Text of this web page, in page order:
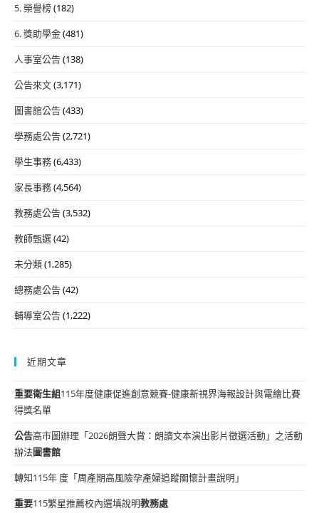
5. 榮譽榜(182)
6. 獎助學金(481)
人事室公告(138)
公告來文(3,171)
圖書館公告(433)
學務處公告(2,721)
學生事務(6,433)
家長事務(4,564)
教務處公告(3,532)
教師甄選(42)
未分類(1,285)
總務處公告(42)
輔導室公告(1,222)
近期文章
重要衛生組115年度健康促進創意競賽-健康新視界海報設計與電繪比賽
得獎名單
公告高市圖辦理「2026朗聲大賞：朗讀文本演出影片徵選活動」之活動
辦法圖書館
轉知115年 度「周產期高風險孕產婦追蹤關懷計畫說明」
重要115繁星推薦校內選填說明教務處